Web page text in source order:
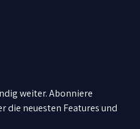
weiter. Abonniere
die neuesten Features und